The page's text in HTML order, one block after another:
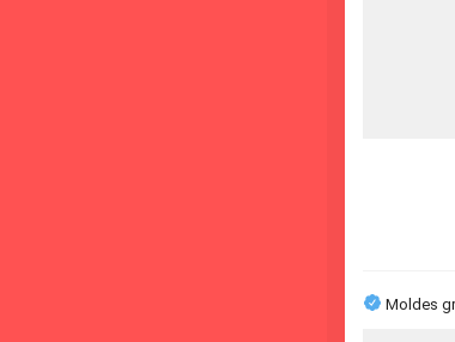
Moldes